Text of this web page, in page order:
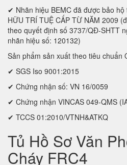
✔ Nhãn hiệu BEMC đã được bảo hộ
HỮU TRÍ TUỆ CẤP TỪ NĂM 2009
theo quyết định số 3737/QĐ-SHTT
nhãn hiệu số: 120132)
Sản phẩm sản xuất theo tiêu chuẩn
✔ SGS Iso 9001:2015
✔ Chứng nhận số: VN 16/0059
✔ Chứng nhận VINCAS 049-QMS
✔ TCCS 01:2010/VTNH&ATKQ
Tủ Hồ Sơ Văn
Cháy FRC4